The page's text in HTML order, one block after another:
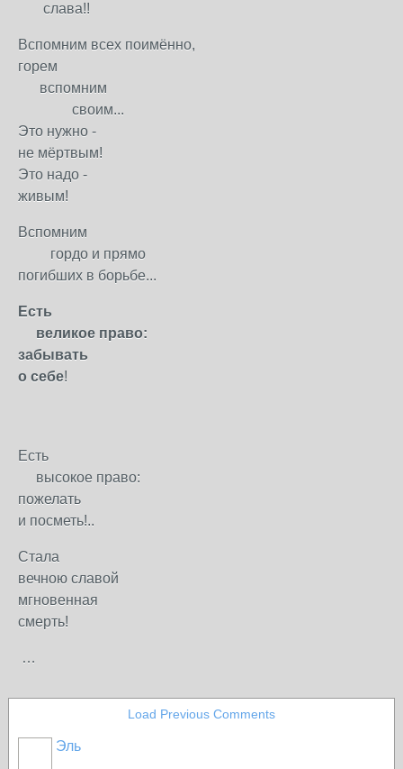
слава!!
Вспомним всех поимённо,
горем
вспомним
своим...
Это нужно -
не мёртвым!
Это надо -
живым!
Вспомним
гордо и прямо
погибших в борьбе...
Есть
великое право:
забывать
о себе!
Есть
высокое право:
пожелать
и посметь!..
Стала
вечною славой
мгновенная
смерть!
…
Load Previous Comments
Эль